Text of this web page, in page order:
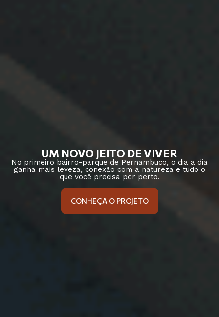
UM NOVO JEITO DE VIVER
No primeiro bairro-parque de Pernambuco, o dia a dia
ganha mais leveza, conexão com a natureza e tudo o
que você precisa por perto.
CONHEÇA O PROJETO